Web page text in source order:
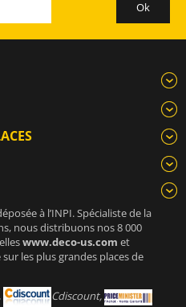
à l’INPI. Spécialiste de la
nous distribuons nos 8 000
www.deco-us.com et
sur les plus grandes places de
Cdiscount,